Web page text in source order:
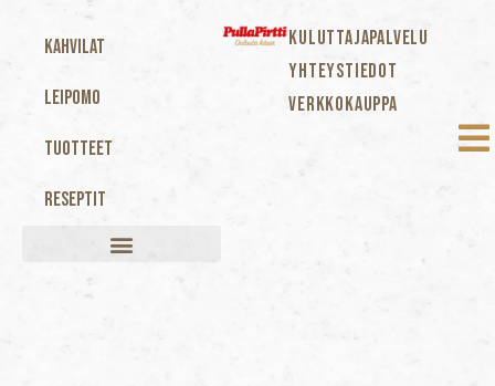
Kahvilat
Leipomo
Tuotteet
Reseptit
KULUTTAJAPALVELU
YHTEYSTIEDOT
VERKKOKAUPPA